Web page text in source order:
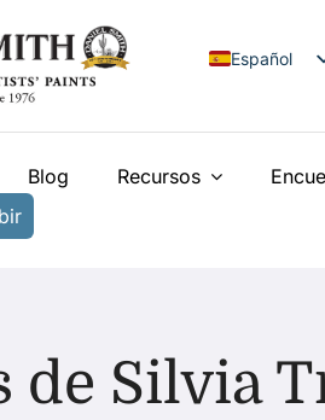
Español
日本語
Français
Tiếng Việt
Blog Recursos
de Silvia